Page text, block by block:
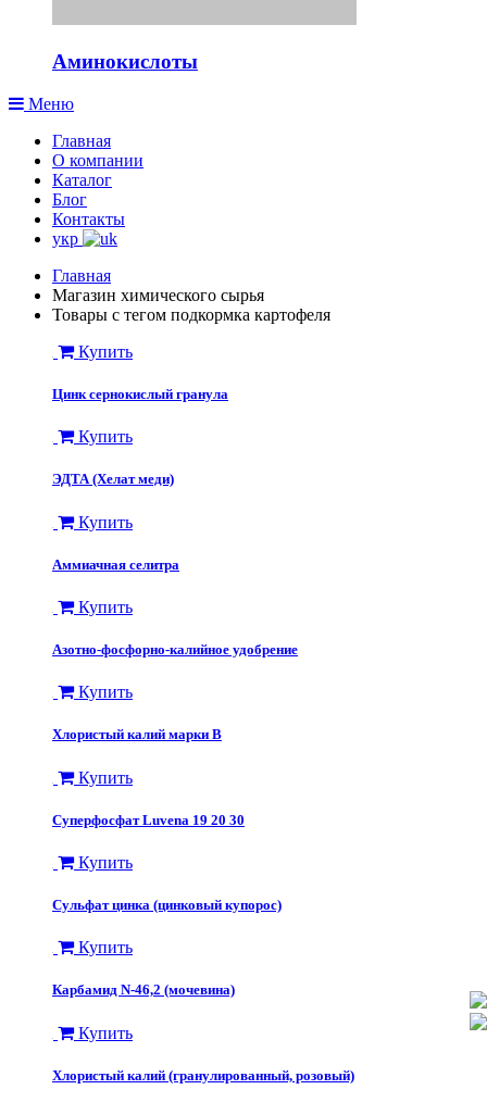
Аминокислоты
Меню
Главная
О компании
Каталог
Блог
Контакты
укр
Главная
Магазин химического сырья
Товары с тегом подкормка картофеля
Купить
Цинк сернокислый гранула
Купить
ЭДТА (Хелат меди)
Купить
Аммиачная селитра
Купить
Азотно-фосфорно-калийное удобрение
Купить
Хлористый калий марки В
Купить
Суперфосфат Luvena 19 20 30
Купить
Сульфат цинка (цинковый купорос)
Купить
Карбамид N-46,2 (мочевина)
Купить
Хлористый калий (гранулированный, розовый)